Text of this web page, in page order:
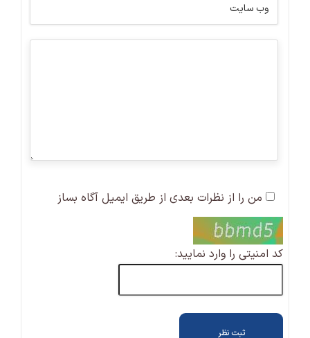
من را از نظرات بعدی از طریق ایمیل آگاه بساز
کد امنیتی را وارد نمایید: